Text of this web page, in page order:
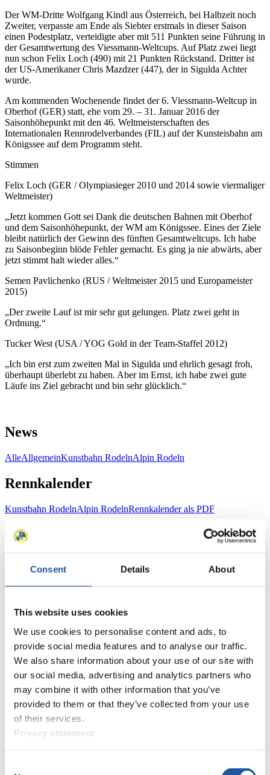
Consent Details About
This website uses cookies
We use cookies to personalise content and ads, to
provide social media features and to analyse our traffic.
We also share information about your use of our site with
our social media, advertising and analytics partners who
may combine it with other information that you’ve
provided to them or that they’ve collected from your use
of their services.
Privacy statement
Der WM-Dritte Wolfgang Kindl aus Österreich, bei Halbzeit noch
Zweiter, verpasste am Ende als Siebter erstmals in dieser Saison
einen Podestplatz, verteidigte aber mit 511 Punkten seine Führung in
der Gesamtwertung des Viessmann-Weltcups. Auf Platz zwei liegt
nun schon Felix Loch (490) mit 21 Punkten Rückstand. Dritter ist
der US-Amerikaner Chris Mazdzer (447), der in Sigulda Achter
wurde.
Am kommenden Wochenende findet der 6. Viessmann-Weltcup in
Oberhof (GER) statt, ehe vom 29. – 31. Januar 2016 der
Saisonhöhepunkt mit den 46. Weltmeisterschaften des
Internationalen Rennrodelverbandes (FIL) auf der Kunsteisbahn am
Königssee auf dem Programm steht.
Stimmen
Felix Loch (GER / Olympiasieger 2010 und 2014 sowie viermaliger
Weltmeister)
„Jetzt kommen Gott sei Dank die deutschen Bahnen mit Oberhof
und dem Saisonhöhepunkt, der WM am Königssee. Eines der Ziele
bleibt natürlich der Gewinn des fünften Gesamtweltcups. Ich habe
zu Saisonbeginn blöde Fehler gemacht. Es ging ja nie abwärts, aber
jetzt stimmt halt wieder alles.“
Semen Pavlichenko (RUS / Weltmeister 2015 und Europameister
2015)
„Der zweite Lauf ist mir sehr gut gelungen. Platz zwei geht in
Ordnung.“
Tucker West (USA / YOG Gold in der Team-Staffel 2012)
„Ich bin erst zum zweiten Mal in Sigulda und ehrlich gesagt froh,
überhaupt überlebt zu haben. Aber im Ernst, ich habe zwei gute
Läufe ins Ziel gebracht und bin sehr glücklich.“
News
AlleAllgemeinKunstbahn RodelnAlpin Rodeln
Rennkalender
Kunstbahn RodelnAlpin RodelnRennkalender als PDF
Ergebnisse
RodelnHighlights YOG Gangwon 2024
Ergebnis-Live-Ticker Kunstbahn
Tippspiel
Naturbahn
Zielgruppen Anzeigen
Für Presse- und Medienvertreter
haben Zugriff auf Athletenbiographien und Informationen zu